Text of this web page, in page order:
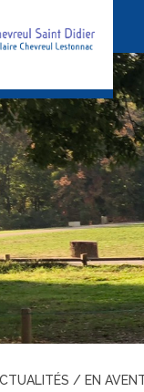
/ EN